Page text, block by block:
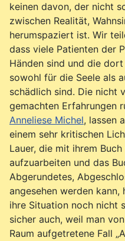
keinen davon, der nicht
zwischen Realität,
herumspaziert ist. Wir
dass viele Patienten der
Händen sind und die
sowohl für die Seele als
schädlich sind. Die nicht
gemachten Erfahrungen
Anneliese Michel, lassen
einem sehr kritischen
Lauer, die mit ihrem
aufzuarbeiten und das
Abgerundetes,
angesehen werden
ihre Situation noch nicht
sicher auch, weil man
Raum aufgetretene Fall